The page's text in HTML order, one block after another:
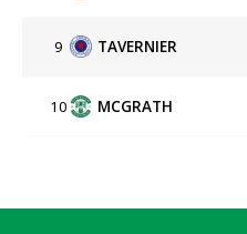
9 TAVERNIER
10 MCGRATH